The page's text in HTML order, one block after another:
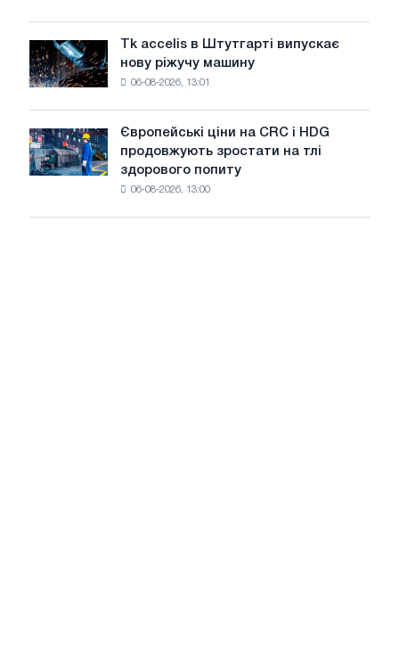
року
незважаючи
на
літнє
уповільнення
зростання
цін
Tk
accelis
в
нову
ріжучу
машину
Tk accelis в Штутгарті випускає
нову ріжучу машину
06-08-2026, 13:01
Європейські
ціни
на
Європейські ціни на CRC і HDG
продовжують зростати на тлі
здорового попиту
06-08-2026, 13:00